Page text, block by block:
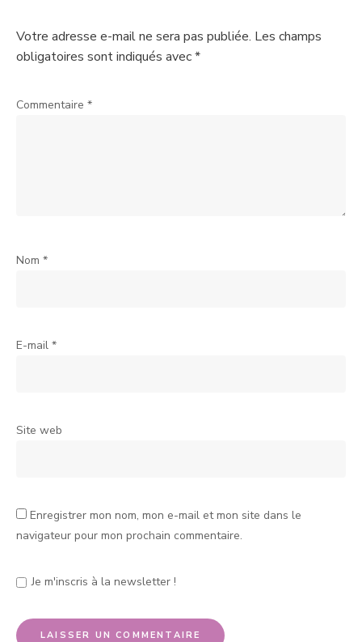
Votre adresse e-mail ne sera pas publiée. Les champs
obligatoires sont indiqués avec*
Commentaire *
Nom *
E-mail *
Site web
Enregistrer mon nom, mon e-mail et mon site dans le
navigateur pour mon prochain commentaire.
Je m'inscris à la newsletter !